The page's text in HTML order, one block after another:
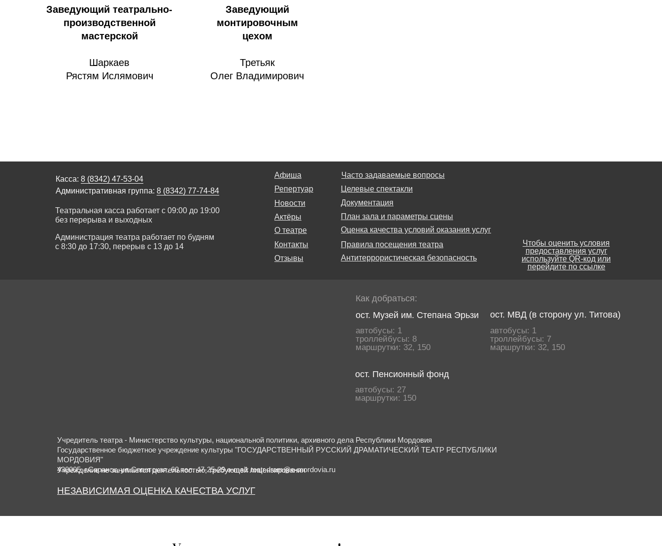
Заведующий театрально-
производственной
мастерской
Шаркаев
Рястям Ислямович
Заведующий
монтировочным
цехом
Третьяк
Олег Владимирович
Касса: 8 (8342) 47-53-04
Административная группа: 8 (8342) 77-74-84
Документация
Правила посещения театра
Театральная касса работает с 09:00 до 19:00
без перерыва и выходных
Администрация театра работает по будням
с 8:30 до 17:30, перерыв с 13 до 14
Афиша
Репертуар
Новости
Актёры
О театре
Контакты
Отзывы
План зала и параметры сцены
Оценка качества условий оказания услуг
Целевые спектакли
Часто задаваемые вопросы
Антитеррористическая безопасность
Чтобы оценить условия
предоставления услуг
используйте QR-код или
перейдите по ссылке
автобусы: 1
троллейбусы: 8
маршрутки: 32, 150
автобусы: 1
троллейбусы: 7
маршрутки: 32, 150
Как добраться:
ост. Музей им. Степана Эрьзи
ост. МВД (в сторону ул. Титова)
автобусы: 27
маршрутки: 150
ост. Пенсионный фонд
Учредитель театра - Министерство культуры, национальной политики, архивного дела Республики Мордовия
Государственное бюджетное учреждение культуры "ГОСУДАРСТВЕННЫЙ РУССКИЙ ДРАМАТИЧЕСКИЙ ТЕАТР РЕСПУБЛИКИ
МОРДОВИЯ"
430005, г.Саранск, ул.Советская, 60 тел. 47-25-29 e-mail: teatr.dram@e-mordovia.ru
Учреждение не занимается деятельностью, требующей лицензирования
НЕЗАВИСИМАЯ ОЦЕНКА КАЧЕСТВА УСЛУГ